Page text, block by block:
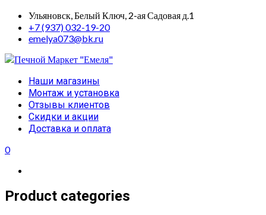
Skip
content
Ульяновск, Белый Ключ, 2-ая Садовая д.1
+7 (937) 032-19-20
emelya073@bk.ru
Primary
Menu
Наши магазины
Монтаж и установка
Отзывы клиентов
Скидки и акции
Доставка и оплата
0
Product categories